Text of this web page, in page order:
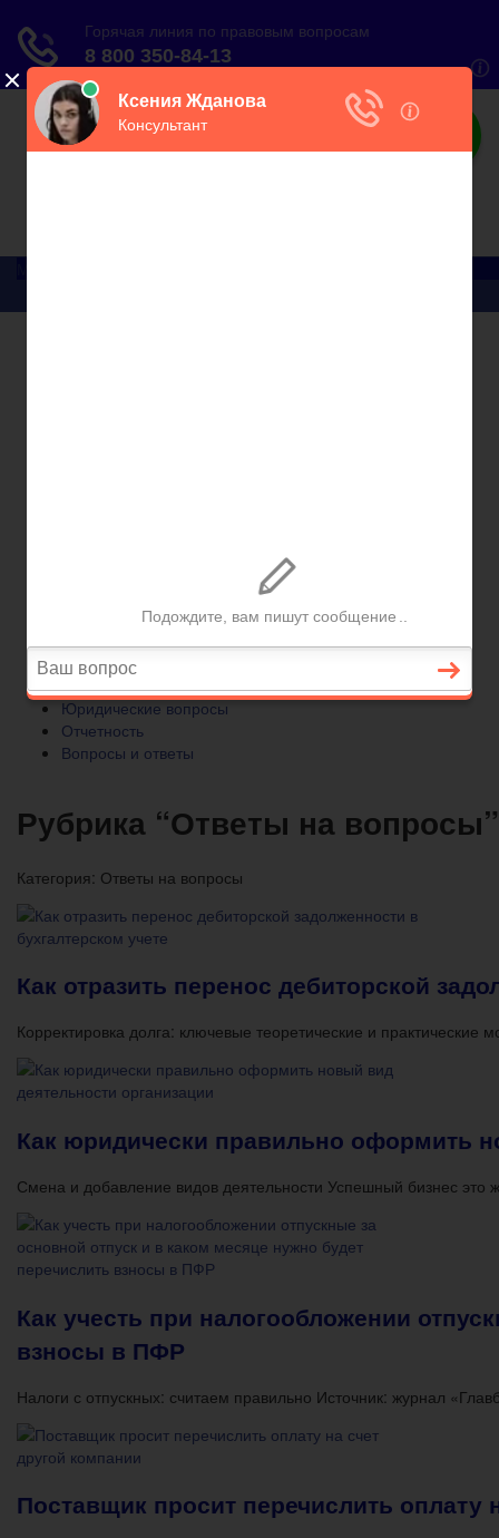
О налогах
Главная
Бухгалтерский учет
► УСН
Юридические вопросы
Отчетность
Вопросы и ответы
Рубрика “Ответы на вопросы”
Категория: Ответы на вопросы
Как отразить перенос дебиторской
Корректировка долга: ключевые теоретические и
Как юридически правильно оформить
Смена и добавление видов деятельности Успешный бизнес
Как учесть при налогообложении
взносы в ПФР
Налоги с отпускных: считаем правильно Источник: журнал
Поставщик просит перечислить оплату